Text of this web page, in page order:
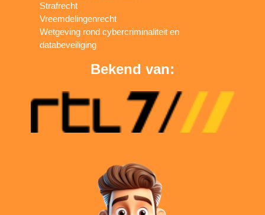
Strafrecht
Vreemdelingenrecht
Wetgeving rond cybercriminaliteit en
databeveiliging
Bekend van: